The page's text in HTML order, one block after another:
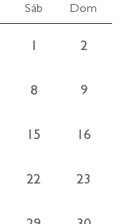
Sáb Dom
2
8 9
15 16
22 23